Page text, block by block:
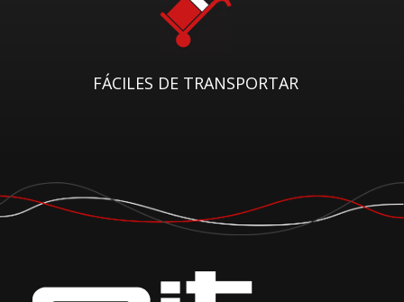
FÁCILES DE TRANSPORTAR